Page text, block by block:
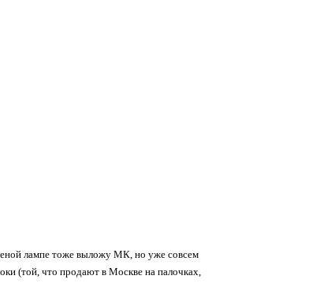
лампе тоже выложу МК, но уже совсем
(той, что продают в Москве на палочках,